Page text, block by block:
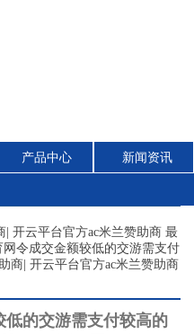
云平台官方ac米兰赞
支付较高的收费率-开云平台网
产品中心 新闻资讯
开云平台官方ac米兰赞助商 最
网令成交金额较低的交游需支付
商| 开云平台官方ac米兰赞助商
的交游需支付较高的